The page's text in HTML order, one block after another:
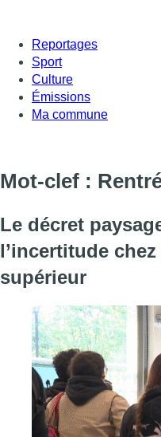
Reportages
Sport
Culture
Émissions
Ma commune
Mot-clef :
Le décret
l’incertitude
supérieur